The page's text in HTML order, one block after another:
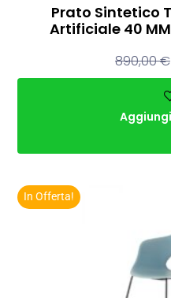
Prato Sintetico
Artificiale 40
890,00€
In Offerta!